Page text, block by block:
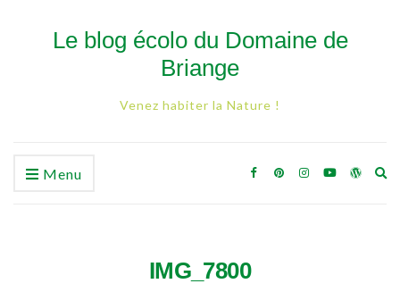
Le blog écolo du Domaine de
Briange
Venez habiter la Nature !
Menu
IMG_7800